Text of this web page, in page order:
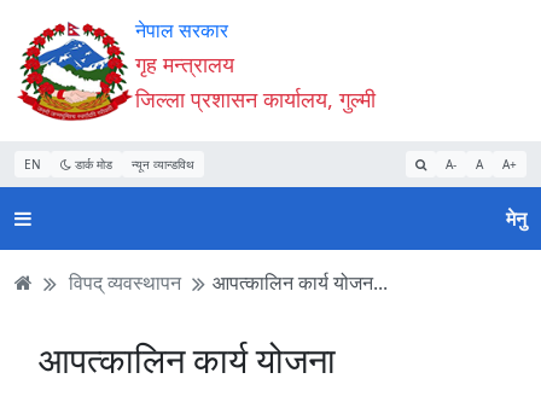
Accessibility
Mode
सुरु
गर्नुहोस्
सामाग्री
पढ्नुहाेस्
नेभिगेसन
पढ्नुहाेस्
वेबसाइट
खोजमा
जानुहोस्
नेपाल सरकार
गृह मन्त्रालय
जिल्ला प्रशासन कार्यालय, गुल्मी
EN डार्क मोड न्यून व्यान्डविथ A- A A+
मेनु
विपद् व्यवस्थापन आपत्कालिन कार्य योजन...
आपत्कालिन कार्य योजना